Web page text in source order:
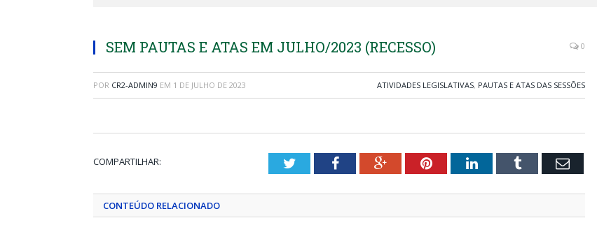
SEM PAUTAS E ATAS EM JULHO/2023 (RECESSO) 0
POR CR2-ADMIN9 EM 1 DE JULHO DE 2023 ATIVIDADES LEGISLATIVAS, PAUTAS E ATAS DAS SESSÕES
COMPARTILHAR: TwitterFacebookGoogle+PinterestLinkedInTumblr Email
CONTEÚDO RELACIONADO